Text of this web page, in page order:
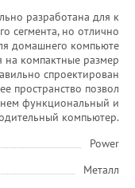
разработана для к
сегмента, но отлично
домашнего компьюте
на компактные размер
спроектирован
пространство позвол
нем функциональный и
компьютер.
Power
Металл